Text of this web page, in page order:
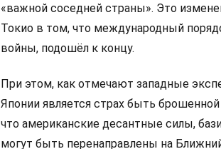
«важной соседней страны». Это
Токио в том, что международный
войны, подошёл к концу.
При этом, как отмечают западные
Японии является страх быть
что американские десантные силы,
могут быть перенаправлены на